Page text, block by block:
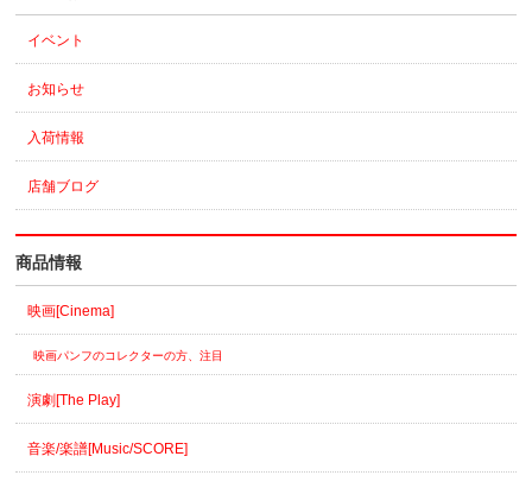
イベント
お知らせ
入荷情報
店舗ブログ
商品情報
映画[Cinema]
映画パンフのコレクターの方、注目
演劇[The Play]
音楽/楽譜[Music/SCORE]